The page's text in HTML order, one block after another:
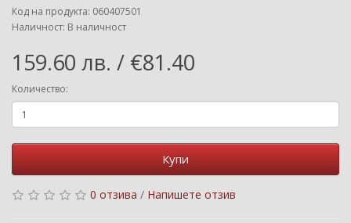
Код на продукта: 060407501
Наличност: В наличност
159.60 лв. / €81.40
Количество:
Купи
0 отзива / Напишете отзив